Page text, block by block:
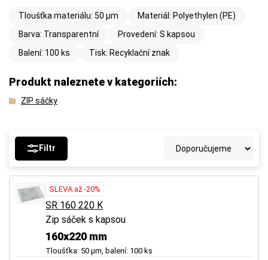
Tloušťka materiálu: 50 µm
Materiál: Polyethylen (PE)
Barva: Transparentní
Provedení: S kapsou
Balení: 100 ks
Tisk: Recyklační znak
Produkt naleznete v kategoriích:
ZIP sáčky
Filtr
SLEVA až -20%
SR 160 220 K
Zip sáček s kapsou
160x220 mm
Tloušťka: 50 µm, balení: 100 ks